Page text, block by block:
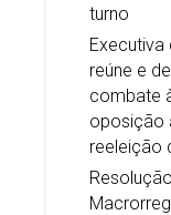
turno
Executiva
reúne e
combate
oposição
reeleição